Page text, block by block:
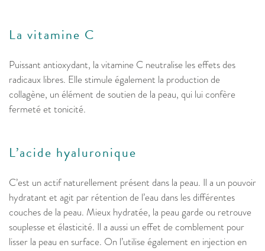
La vitamine C
Puissant antioxydant, la vitamine C neutralise les effets des
radicaux libres. Elle stimule également la production de
collagène, un élément de soutien de la peau, qui lui confère
fermeté et tonicité.
L’acide hyaluronique
C’est un actif naturellement présent dans la peau. Il a un pouvoir
hydratant et agit par rétention de l’eau dans les différentes
couches de la peau. Mieux hydratée, la peau garde ou retrouve
souplesse et élasticité. Il a aussi un effet de comblement pour
lisser la peau en surface. On l’utilise également en injection en